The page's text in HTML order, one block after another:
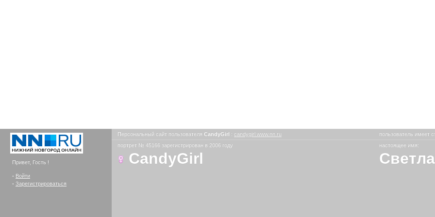
Привет, Гость !
- Войти
- Зарегистрироваться
Персональный сайт пользователя CandyGirl : candygirl.www.nn.ru пользователь имеет
портрет № 45166 зарегистрирован в 2006 году
CandyGirl
настоящее имя: